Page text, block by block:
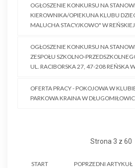
OGŁOSZENIE KONKURSU NA
KIEROWNIKA/OPIEKUNA KLUBU
MALUCHA STACYJKOWO" W
OGŁOSZENIE KONKURSU NA
ZESPOŁU SZKOLNO-
UL. RACIBORSKA 27, 47-208 REŃSKA
OFERTA PRACY - POKOJOWA W
PARKOWA KRAINA W
Strona 3 z 60
START POPRZEDNI ARTYKUŁ